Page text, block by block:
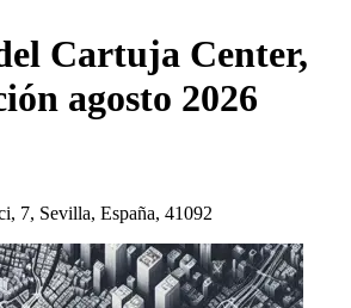
Cartuja Center,
agosto 2026
7, Sevilla, España, 41092